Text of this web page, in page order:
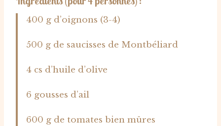
400 g d’oignons (3-4)
500 g de saucisses de Montbéliard
4 cs d’huile d’olive
6 gousses d’ail
600 g de tomates bien mûres